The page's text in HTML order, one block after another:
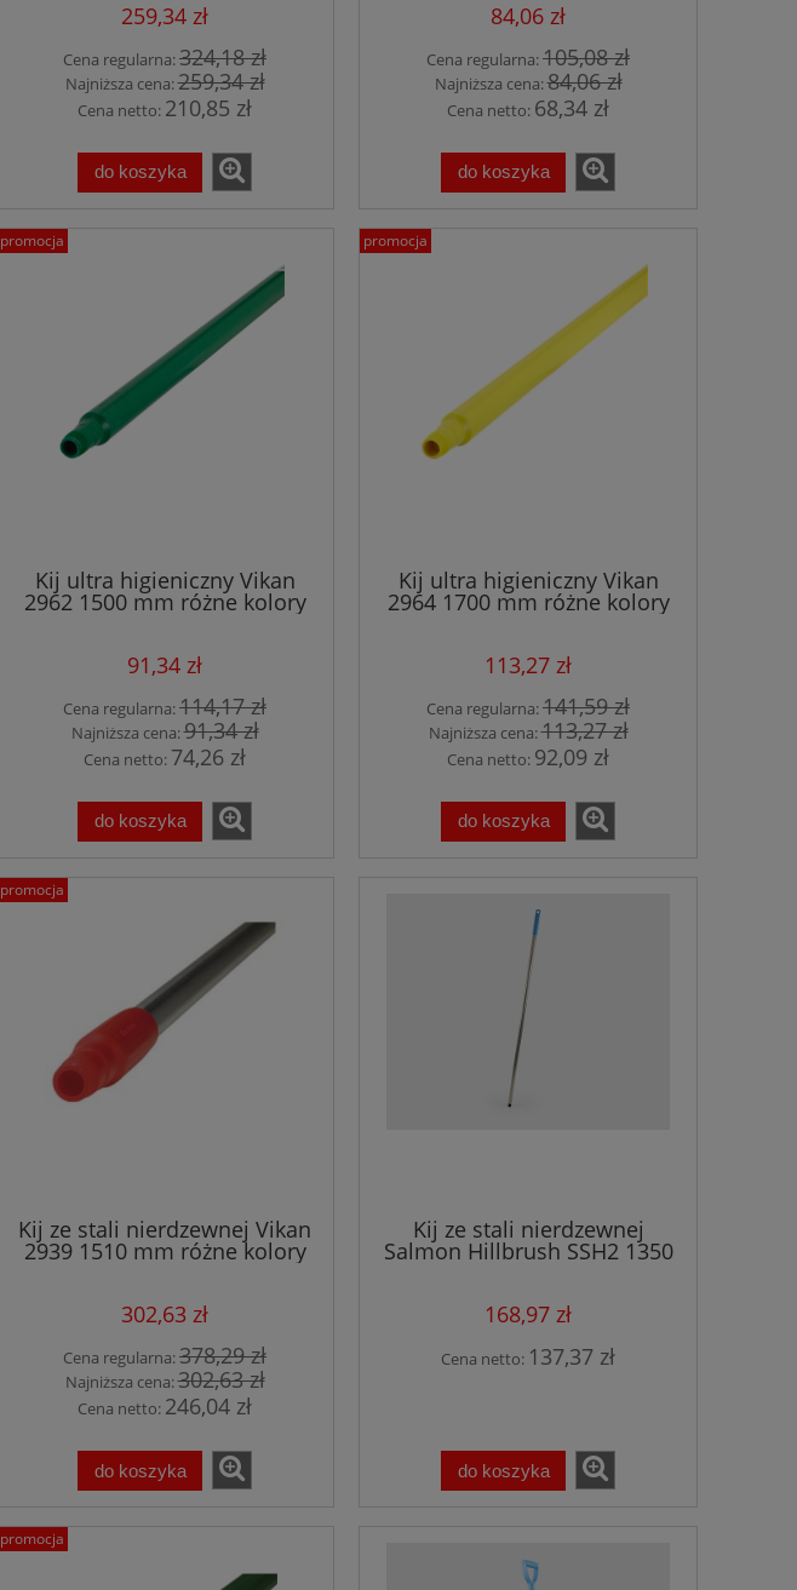
259,34 zł
Cena regularna:324,18 zł
Najniższa cena:259,34 zł
Cena netto: 210,85 zł
do koszyka
84,06 zł
Cena regularna:105,08 zł
Najniższa cena:84,06 zł
Cena netto: 68,34 zł
do koszyka
Kij ultra higieniczny Vikan
2962 1500 mm różne kolory
91,34 zł
Cena regularna:114,17 zł
Najniższa cena:91,34 zł
Cena netto: 74,26 zł
do koszyka
promocja
Kij ultra higieniczny Vikan
2964 1700 mm różne kolory
113,27 zł
Cena regularna:141,59 zł
Najniższa cena:113,27 zł
Cena netto: 92,09 zł
do koszyka
promocja
Kij ze stali nierdzewnej Vikan
2939 1510 mm różne kolory
302,63 zł
Cena regularna:378,29 zł
Najniższa cena:302,63 zł
Cena netto: 246,04 zł
do koszyka
promocja
Kij ze stali nierdzewnej
Salmon Hillbrush SSH2 1350
168,97 zł
Cena netto: 137,37 zł
do koszyka
promocja